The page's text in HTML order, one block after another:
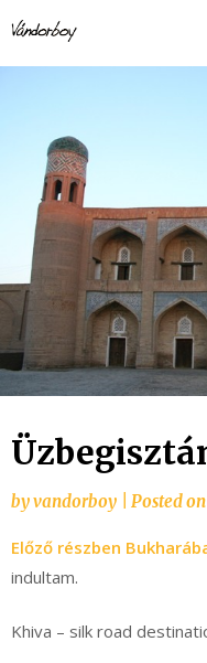
to
content
byvandorboy Posted on
Előző részben
indultam.
Khiva – silk road